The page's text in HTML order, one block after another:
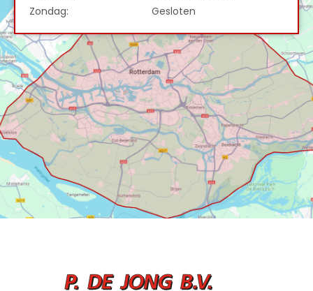
Zondag:
Gesloten